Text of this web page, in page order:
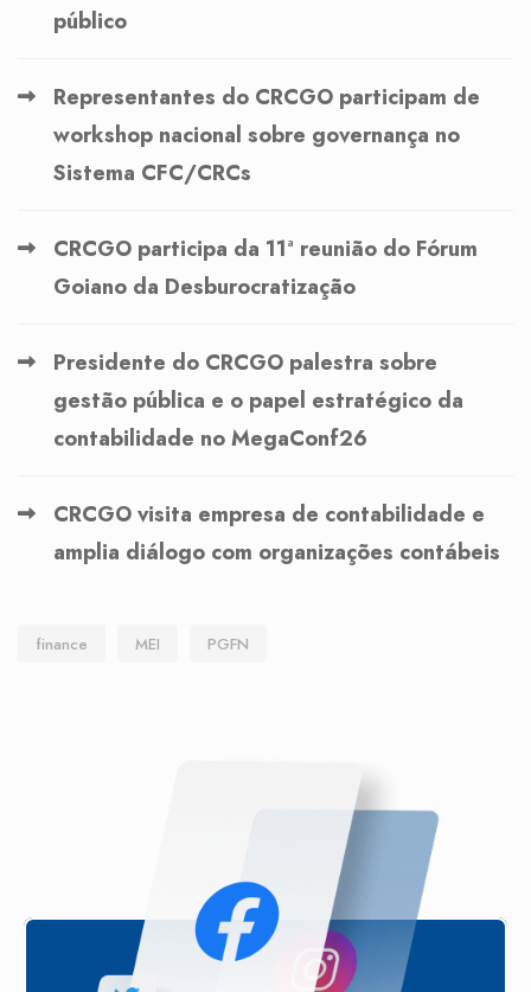
público
Representantes do CRCGO participam de
workshop nacional sobre governança no
Sistema CFC/CRCs
CRCGO participa da 11ª reunião do Fórum
Goiano da Desburocratização
Presidente do CRCGO palestra sobre
gestão pública e o papel estratégico da
contabilidade no MegaConf26
CRCGO visita empresa de contabilidade e
amplia diálogo com organizações contábeis
finance MEI PGFN